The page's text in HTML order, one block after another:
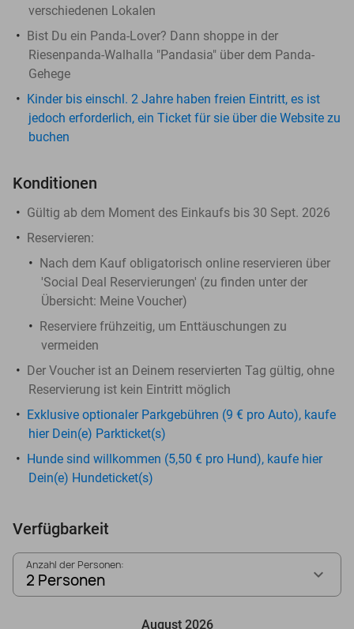
verschiedenen Lokalen
Bist Du ein Panda-Lover? Dann shoppe in der
Riesenpanda-Walhalla "Pandasia" über dem Panda-
Gehege
Kinder bis einschl. 2 Jahre haben freien Eintritt, es ist
jedoch erforderlich, ein Ticket für sie über die Website zu
buchen
Konditionen
Gültig ab dem Moment des Einkaufs bis 30 Sept. 2026
Reservieren:
Nach dem Kauf obligatorisch online reservieren über
'Social Deal Reservierungen' (zu finden unter der
Übersicht: Meine Voucher)
Reserviere frühzeitig, um Enttäuschungen zu
vermeiden
Der Voucher ist an Deinem reservierten Tag gültig, ohne
Reservierung ist kein Eintritt möglich
Exklusive optionaler Parkgebühren (9 € pro Auto), kaufe
hier Dein(e) Parkticket(s)
Hunde sind willkommen (5,50 € pro Hund), kaufe hier
Dein(e) Hundeticket(s)
Verfügbarkeit
Anzahl der Personen:
2 Personen
August 2026